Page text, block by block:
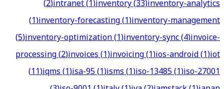
(2)intranet(1)inventory(33)inventory-analytics
(1)inventory-forecasting(1)inventory-management
(5)inventory-optimization(1)inventory-sync(4)invoice-
processing(2)invoices(1)invoicing(1)ios-android(1)iot
(11)iqms(1)isa-95(1)isms(1)iso-13485(1)iso-27001